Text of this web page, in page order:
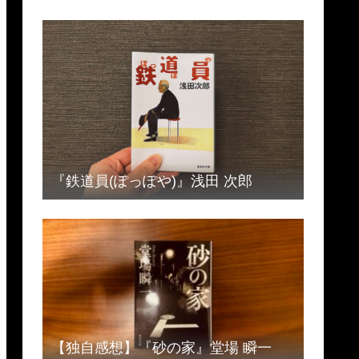
『鉄道員(ぽっぽや)』浅田 次郎
【独自感想】『砂の家』堂場 瞬一